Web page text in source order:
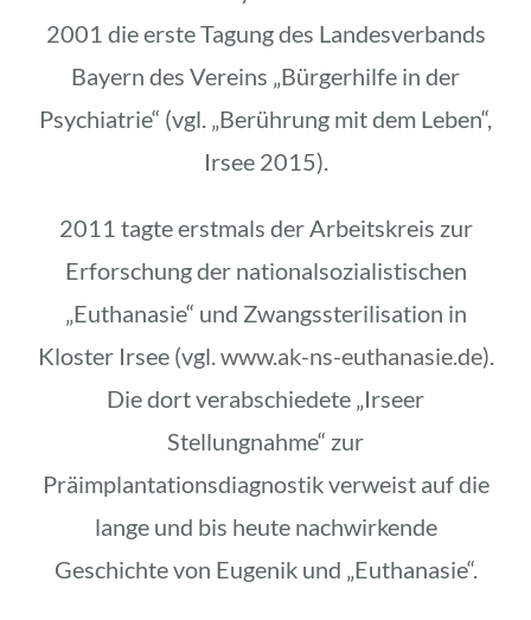
2001 die erste Tagung des Landesverbands
Bayern des Vereins „Bürgerhilfe in der
Psychiatrie“ (vgl. „Berührung mit dem Leben“,
Irsee 2015).
2011 tagte erstmals der Arbeitskreis zur
Erforschung der nationalsozialistischen
„Euthanasie“ und Zwangssterilisation in
Kloster Irsee (vgl.www.ak-ns-euthanasie.de).
Die dort verabschiedete „Irseer
Stellungnahme“ zur
Präimplantationsdiagnostik verweist auf die
lange und bis heute nachwirkende
Geschichte von Eugenik und „Euthanasie“.